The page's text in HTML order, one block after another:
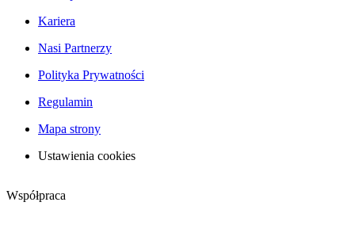
Kariera
Nasi Partnerzy
Polityka Prywatności
Regulamin
Mapa strony
Ustawienia cookies
Współpraca